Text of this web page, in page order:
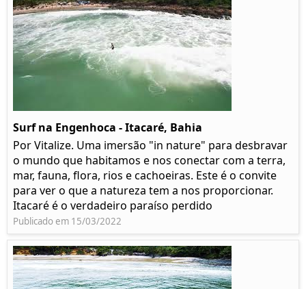
Surf na Engenhoca - Itacaré, Bahia
Por Vitalize. Uma imersão "in nature" para desbravar
o mundo que habitamos e nos conectar com a terra,
mar, fauna, flora, rios e cachoeiras. Este é o convite
para ver o que a natureza tem a nos proporcionar.
Itacaré é o verdadeiro paraíso perdido
Publicado em 15/03/2022